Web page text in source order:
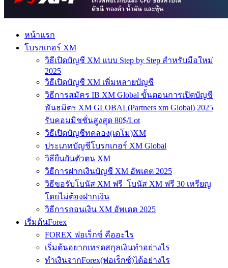
หน้าแรก
โบรกเกอร์ XM
วิธีเปิดบัญชี XM แบบ Step by Step สำหรับมือใหม่
2025
วิธีเปิดบัญชี XM เพิ่มหลายบัญชี
วิธีการสมัคร IB XM Global ขั้นตอนการเปิดบัญชี
พันธมิตร XM GLOBAL(Partners xm Global) 2025
รับคอมมิชชั่นสูงสุด 80$/Lot
วิธีเปิดบัญชีทดลอง(เดโม)XM
ประเภทบัญชีโบรกเกอร์ XM Global
วิธียืนยันตัวตน XM
วิธีการฝากเงินบัญชี XM อัพเดต 2025
วิธีขอรับโบนัส XM ฟรี โบนัส XM ฟรี 30 เหรียญ
โดยไม่ต้องฝากเงิน
วิธีการถอนเงิน XM อัพเดต 2025
เริ่มต้นForex
FOREX ฟอเร็กซ์ คืออะไร
เริ่มต้นอยากเทรดสกุลเงินทำอย่างไร
ทำเงินจากForex(ฟอเร็กซ์)ได้อย่างไร